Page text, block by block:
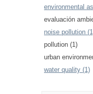
environmental
evaluación
noise pollution
pollution (1)
urban
water quality (1)